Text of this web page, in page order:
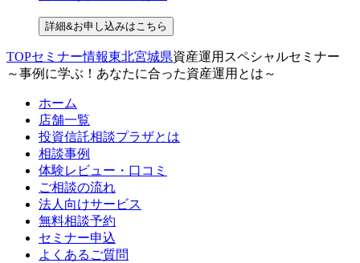
詳細&お申し込みはこちら
TOPセミナー情報東北宮城県資産運用スペシャルセミナー
～事例に学ぶ！あなたに合った資産運用とは～
ホーム
店舗一覧
投資信託相談プラザとは
相談事例
体験レビュー・口コミ
ご相談の流れ
法人向けサービス
無料相談予約
セミナー申込
よくあるご質問